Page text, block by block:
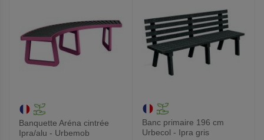
Banquette Aréna cintrée
Ipra/alu - Urbemob
Banc primaire 196 cm
Urbecol - Ipra gris